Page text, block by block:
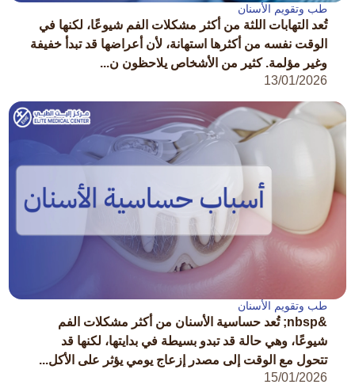
طب وتقويم الأسنان
تُعد التهابات اللثة من أكثر مشكلات الفم شيوعًا، لكنها في
الوقت نفسه من أكثرها استهانة، لأن أعراضها قد تبدأ خفيفة
وغير مؤلمة. كثير من الأشخاص يلاحظون ن...
13/01/2026
طب وتقويم الأسنان
&nbsp; تُعد حساسية الأسنان من أكثر مشكلات الفم
شيوعًا، وهي حالة قد تبدو بسيطة في بدايتها، لكنها قد
تتحول مع الوقت إلى مصدر إزعاج يومي يؤثر على الأكل...
15/01/2026